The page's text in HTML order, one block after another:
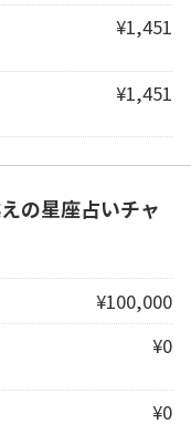
¥1,451
¥1,451
の星座占いチャ
¥100,000
¥0
¥0